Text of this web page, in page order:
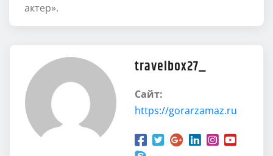
актер».
travelbox27_
Сайт:
https://gorarzamaz.ru